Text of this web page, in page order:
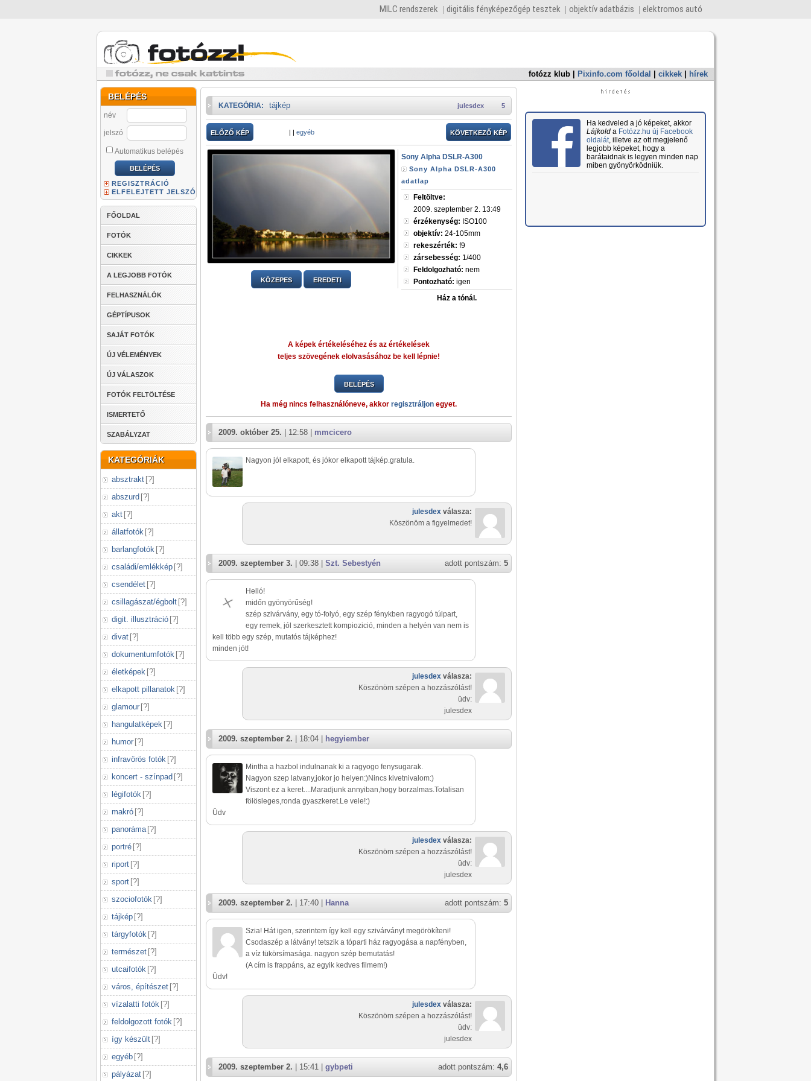
MILC rendszerek digitális fényképezőgép tesztek objektív adatbázis elektromos autó
fotózz klub Pixinfo.com főoldal cikkek hírek
BELÉPÉS
név
jelszó
Automatikus belépés
REGISZTRÁCIÓ
ELFELEJTETT JELSZÓ
FŐOLDAL
FOTÓK
CIKKEK
A LEGJOBB FOTÓK
FELHASZNÁLÓK
GÉPTÍPUSOK
SAJÁT FOTÓK
ÚJ VÉLEMÉNYEK
ÚJ VÁLASZOK
FOTÓK FELTÖLTÉSE
ISMERTETŐ
SZABÁLYZAT
KATEGÓRIÁK
absztrakt [?]
abszurd [?]
akt [?]
állatfotók [?]
barlangfotók [?]
családi/emlékkép [?]
csendélet [?]
csillagászat/égbolt [?]
digit. illusztráció [?]
divat [?]
dokumentumfotók [?]
életképek [?]
elkapott pillanatok [?]
glamour [?]
hangulatképek [?]
humor [?]
infravörös fotók [?]
koncert - színpad [?]
légifotók [?]
makró [?]
panoráma [?]
portré [?]
riport [?]
sport [?]
szociofotók [?]
tájkép [?]
tárgyfotók [?]
természet [?]
utcaifotók [?]
város, építészet [?]
vízalatti fotók [?]
feldolgozott fotók [?]
így készült [?]
egyéb [?]
pályázat [?]
5
julesdex
KATEGÓRIA: tájkép
ELŐZŐ KÉP | | egyéb KÖVETKEZŐ KÉP
KÖZEPES EREDETI
Sony Alpha DSLR-A300
Sony Alpha DSLR-A300
adatlap
Feltöltve:
2009. szeptember 2. 13:49
érzékenység: ISO100
objektív: 24-105mm
rekeszérték: f9
zársebesség: 1/400
Feldolgozható: nem
Pontozható: igen
Ház a tónál.
A képek értékeléséhez és az értékelések
teljes szövegének elolvasásához be kell lépnie!
BELÉPÉS
Ha még nincs felhasználóneve, akkor regisztráljon egyet.
2009. október 25. | 12:58 | mmcicero
Nagyon jól elkapott, és jókor elkapott tájkép.gratula.
julesdex válasza:
Köszönöm a figyelmedet!
adott pontszám: 5
2009. szeptember 3. | 09:38 | Szt. Sebestyén
Helló!
midőn gyönyörűség!
szép szivárvány, egy tó-folyó, egy szép fénykben ragyogó túlpart,
egy remek, jól szerkesztett kompiozició, minden a helyén van nem is
kell több egy szép, mutatós tájképhez!
minden jót!
julesdex válasza:
Köszönöm szépen a hozzászólást!
üdv:
julesdex
2009. szeptember 2. | 18:04 | hegyiember
Mintha a hazbol indulnanak ki a ragyogo fenysugarak.
Nagyon szep latvany,jokor jo helyen:)Nincs kivetnivalom:)
Viszont ez a keret....Maradjunk annyiban,hogy borzalmas.Totalisan
fölösleges,ronda gyaszkeret.Le vele!:)
Üdv
julesdex válasza:
Köszönöm szépen a hozzászólást!
üdv:
julesdex
adott pontszám: 5
2009. szeptember 2. | 17:40 | Hanna
Szia! Hát igen, szerintem így kell egy szivárványt megörökíteni!
Csodaszép a látvány! tetszik a tóparti ház ragyogása a napfényben,
a víz tükörsímasága. nagyon szép bemutatás!
(A cím is frappáns, az egyik kedves filmem!)
Üdv!
julesdex válasza:
Köszönöm szépen a hozzászólást!
üdv:
julesdex
adott pontszám: 4,6
2009. szeptember 2. | 15:41 | gybpeti
Ha kedveled a jó képeket, akkor
Lájkolda Fotózz.hu új Facebook
oldalát, illetve az ott megjelenő
legjobb képeket, hogy a
barátaidnak is legyen minden nap
miben gyönyörködniük.